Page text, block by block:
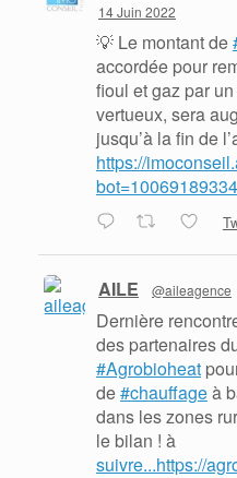
14 Juin 2022
💡 Le montant de
accordée pour
fioul et gaz par
vertueux, sera
jusqu’à la fin de
https://
AILE @aileagence
Dernière
des partenaires
#Agrobioheat
de#chauffageà
dans les zones
le bilan ! à
suivre...https://